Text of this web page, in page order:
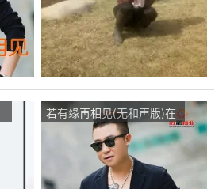
若有缘再相见(无和声版)在
线听(原唱是曹越)， 好心
情演唱点播:17次